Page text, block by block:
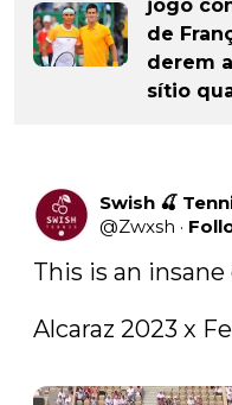
jogo
de
derem
sítio
Swish 🍒
@Zwxsh ·
This is an
Alcaraz 2023 x